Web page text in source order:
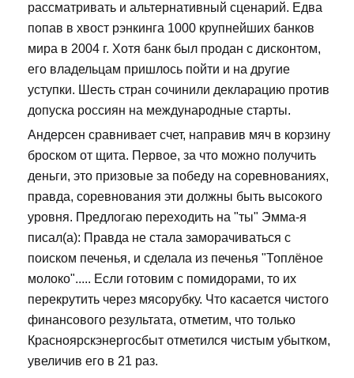
рассматривать и альтернативный сценарий. Едва
попав в хвост рэнкинга 1000 крупнейших банков
мира в 2004 г. Хотя банк был продан с дисконтом,
его владельцам пришлось пойти и на другие
уступки. Шесть стран сочинили декларацию против
допуска россиян на международные старты.
Андерсен сравнивает счет, направив мяч в корзину
броском от щита. Первое, за что можно получить
деньги, это призовые за победу на соревнованиях,
правда, соревнования эти должны быть высокого
уровня. Предлогаю переходить на "ты" Эмма-я
писал(а): Правда не стала заморачиваться с
поиском печенья, и сделала из печенья "Топлёное
молоко"..... Если готовим с помидорами, то их
перекрутить через мясорубку. Что касается чистого
финансового результата, отметим, что только
Красноярскэнергосбыт отметился чистым убытком,
увеличив его в 21 раз.